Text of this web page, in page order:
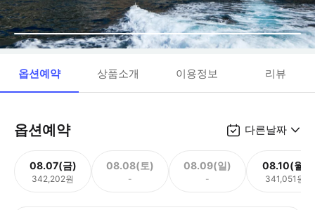
옵션예약 상품소개 이용정보 리뷰
옵션예약 다른날짜
08.07(금)
342,202원
08.08(토)
-
08.09(일)
-
08.10(월)
341,051원